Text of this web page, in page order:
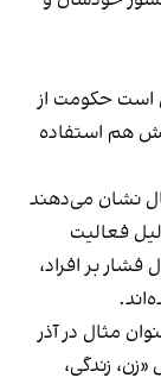
است حکومت از
هم استفاده
نشان می‌دهند
فعالیت
بر افراد،
مثال در آذر
«زن، زندگی،